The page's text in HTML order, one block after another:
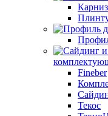
Fineber
Текос